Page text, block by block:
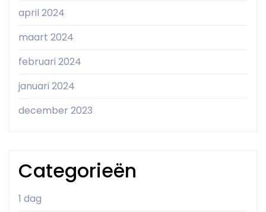
april 2024
maart 2024
februari 2024
januari 2024
december 2023
Categorieën
1 dag